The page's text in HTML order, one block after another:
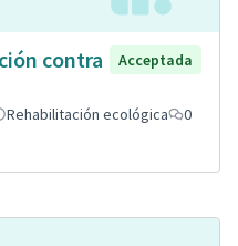
contra
Acceptada
Rehabilitación ecológica
0